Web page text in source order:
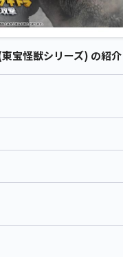
宝怪獣シリーズ) の紹介